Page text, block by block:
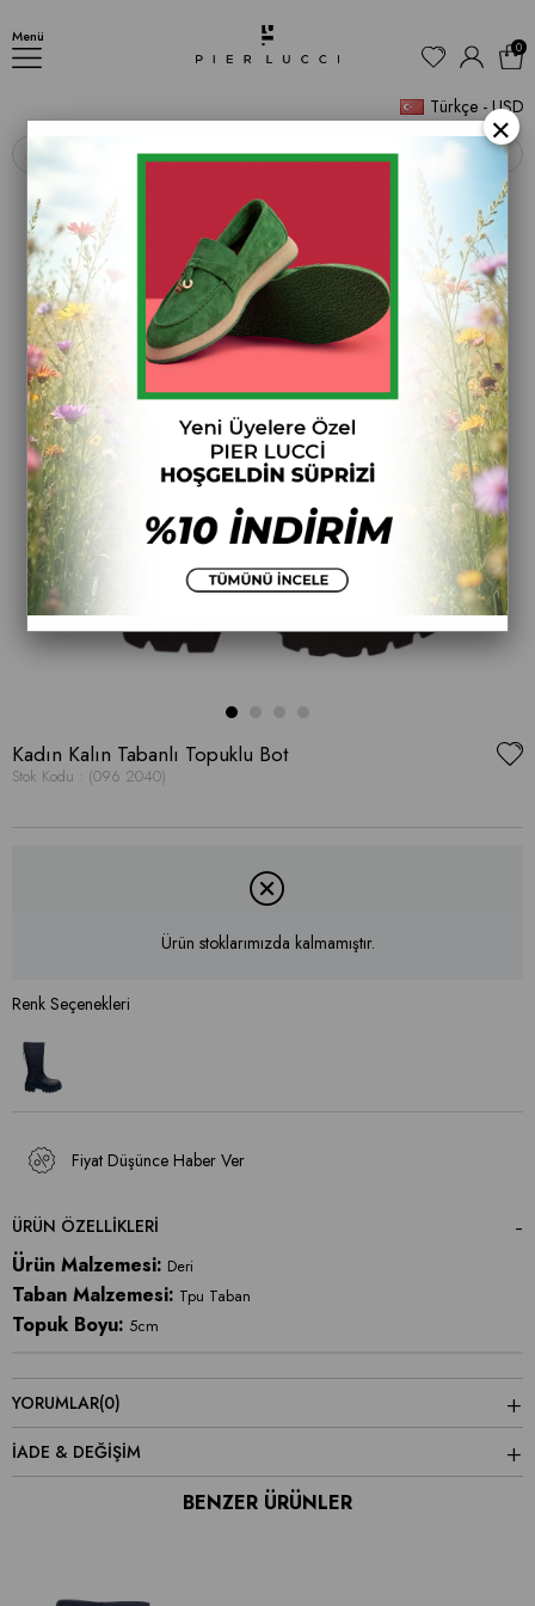
Menü
Türkçe - USD
0
‹ ›
Kadın Kalın Tabanlı Topuklu Bot
Stok Kodu (096 2040)
Ürün stoklarımızda kalmamıştır.
Fiyat Düşünce Haber Ver
ÜRÜN ÖZELLIKLERI
Ürün Malzemesi: Deri
Taban Malzemesi: Tpu Taban
Topuk Boyu: 5cm
YORUMLAR(0)
İADE & DEĞİŞİM
BENZER ÜRÜNLER
×